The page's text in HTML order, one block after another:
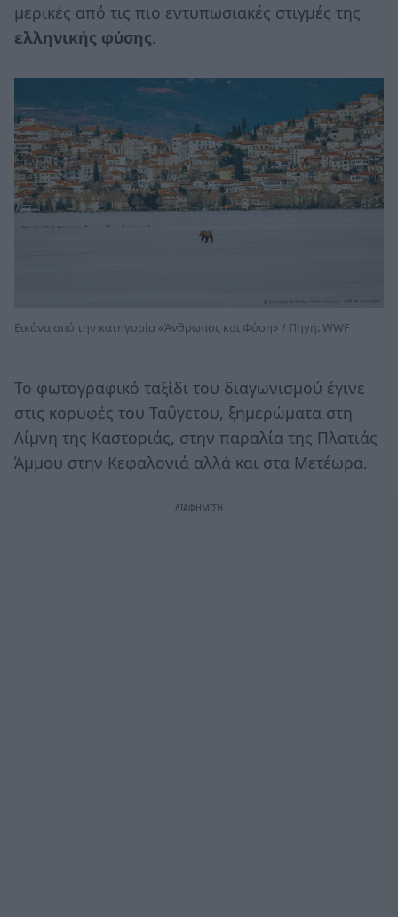
μερικές από τις πιο εντυπωσιακές στιγμές της
ελληνικής φύσης.
Εικόνα από την κατηγορία «Άνθρωπος και Φύση» / Πηγή: WWF
Το φωτογραφικό ταξίδι του διαγωνισμού έγινε
στις κορυφές του Ταΰγετου, ξημερώματα στη
Λίμνη της Καστοριάς, στην παραλία της Πλατιάς
Άμμου στην Κεφαλονιά αλλά και στα Μετέωρα.